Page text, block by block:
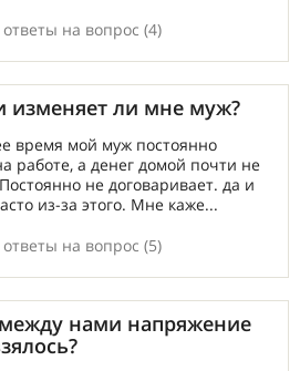
на вопрос (4)
изменяет ли мне муж?
время мой муж постоянно
работе, а денег домой почти не
не договаривает. да и
из-за этого. Мне каже...
на вопрос (5)
нами напряжение